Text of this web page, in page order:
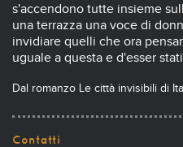
s'accendono tutte insieme
una terrazza una voce di
invidiare quelli che ora
uguale a questa e d'esser
Dal romanzo Le città invisibili di
Contatti